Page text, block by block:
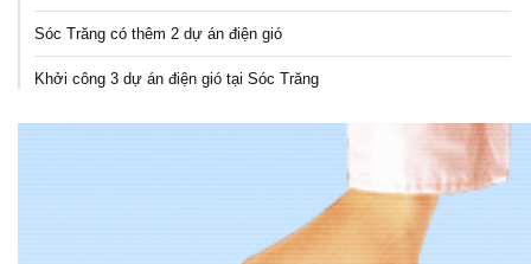
Sóc Trăng có thêm 2 dự án điện gió
Khởi công 3 dự án điện gió tại Sóc Trăng